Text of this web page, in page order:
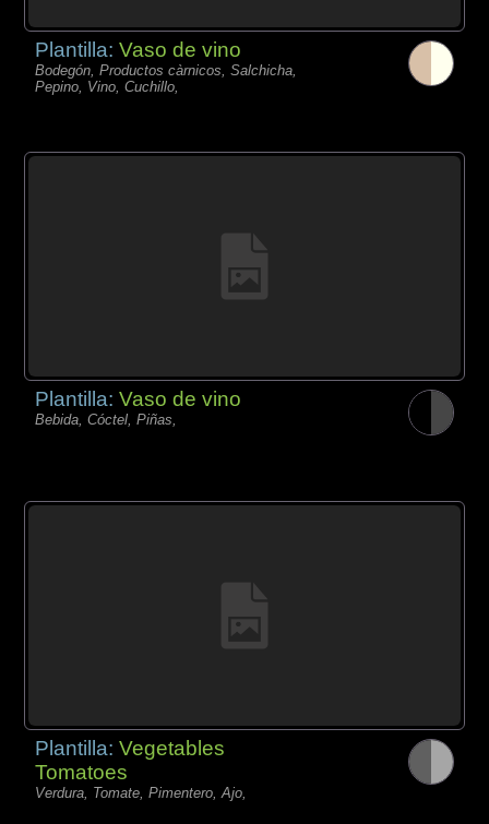
Plantilla:Vaso de vino
Bodegón, Productos càrnicos, Salchicha,
Pepino, Vino, Cuchillo,
Plantilla:Vaso de vino
Bebida, Cóctel, Piñas,
Plantilla:Vegetables
Tomatoes
Verdura, Tomate, Pimentero, Ajo,